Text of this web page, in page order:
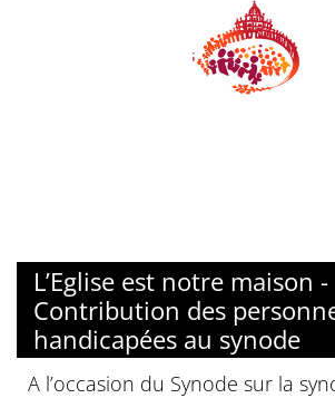
L’Eglise est notre maison -
Contribution des
handicapées au synode
A l’occasion du Synode sur la